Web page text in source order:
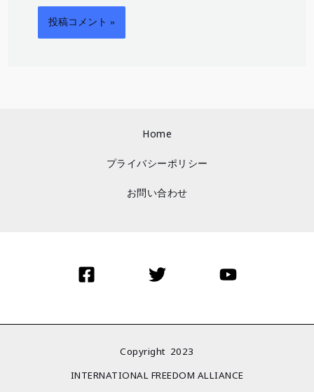
Home
プライバシーポリシー
お問い合わせ
Copyright 2023
INTERNATIONAL FREEDOM ALLIANCE